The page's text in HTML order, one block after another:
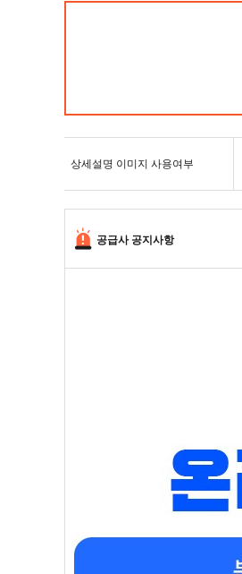
상세설명 이미지 사용여부
공급사 공지사항